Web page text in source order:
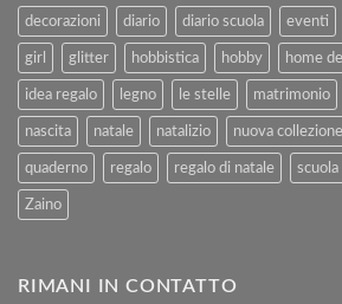
decorazioni diario diario scuola eventi
girl glitter hobbistica hobby home
idea regalo legno le stelle matrimonio
nascita natale natalizio nuova collezione
quaderno regalo regalo di natale scuola
Zaino
RIMANI IN CONTATTO